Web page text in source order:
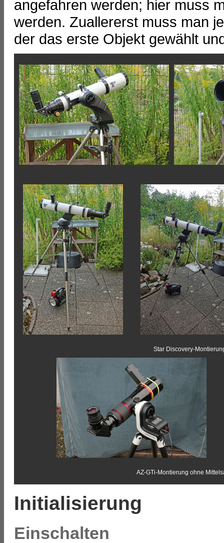
angefahren werden; hier muss
werden. Zuallererst muss man
der das erste Objekt gewählt
Star Discovery-
AZ-GTi-Montierung ohne
Initialisierung
Einschalten